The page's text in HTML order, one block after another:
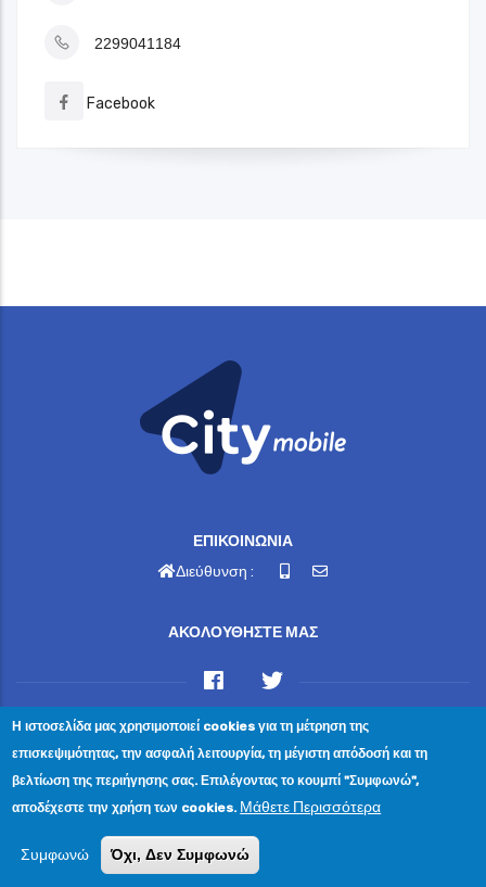
2299041184
Facebook
ΕΠΙΚΟΙΝΩΝΙΑ
Διεύθυνση :
ΑΚΟΛΟΥΘΗΣΤΕ ΜΑΣ
© 2023 Ewelina Angelika Christodoulakis — All Rights
Reserved Κρήτης 2, Μελίσσια, Τ.Κ. 151 27
Επικοινωνία|Πολιτική Απορρήτου|Αίτημα Διαγραφής
Προσωπικών Δεδομένων
Η ιστοσελίδα μας χρησιμοποιεί cookies για τη μέτρηση της
επισκεψιμότητας, την ασφαλή λειτουργία, τη μέγιστη απόδοσή και τη
βελτίωση της περιήγησης σας. Επιλέγοντας το κουμπί "Συμφωνώ",
αποδέχεστε την χρήση των cookies. Μάθετε Περισσότερα
Συμφωνώ Όχι, Δεν Συμφωνώ